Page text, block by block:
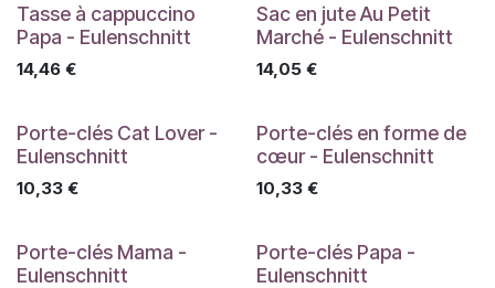
Tasse à cappuccino
Papa - Eulenschnitt
14,46 €
Sac en jute Au Petit
Marché - Eulenschnitt
14,05€
Porte-clés Cat Lover -
Eulenschnitt
10,33 €
Porte-clés en forme de
cœur - Eulenschnitt
10,33€
Porte-clés Mama -
Eulenschnitt
Porte-clés Papa -
Eulenschnitt